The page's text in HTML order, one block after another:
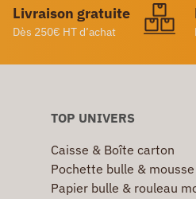
Livraison gratuite
Dès 250€ HT d’achat
TOP UNIVERS
Caisse & Boîte carton
Pochette bulle & mousse
Papier bulle & rouleau